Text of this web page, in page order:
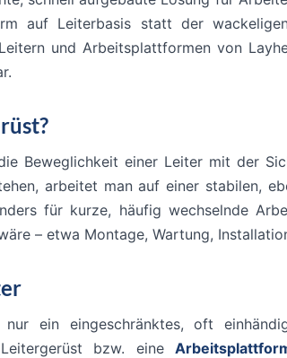
auf Leiterbasis statt der
und Arbeitsplattformen von
Beweglichkeit einer Leiter mit der
arbeitet man auf einer stabilen,
für kurze, häufig wechselnde
– etwa Montage, Wartung,
ein eingeschränktes, oft
bzw. eine